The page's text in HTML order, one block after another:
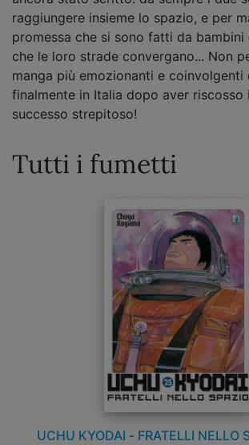
raggiungere insieme lo spazio, e per
promessa che si sono fatti da bambini
che le loro strade convergano... Non
manga più emozionanti e coinvolgenti
finalmente in Italia dopo aver riscosso
successo strepitoso!
Tutti i fumetti
UCHU KYODAI - FRATELLI NELLO